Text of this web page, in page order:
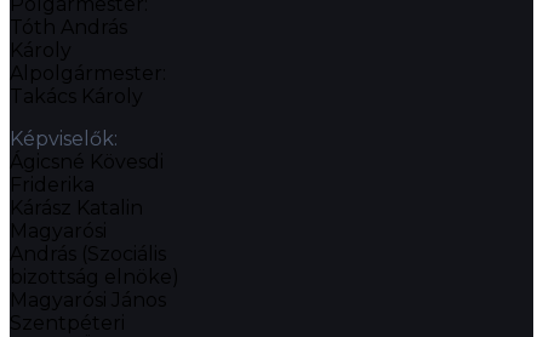
Polgármester:
Tóth András
Károly
Alpolgármester:
Takács Károly
Képviselők:
Ágicsné Kövesdi
Friderika
Kárász Katalin
Magyarósi
András (Szociális
bizottság elnöke)
Magyarósi János
Szentpéteri